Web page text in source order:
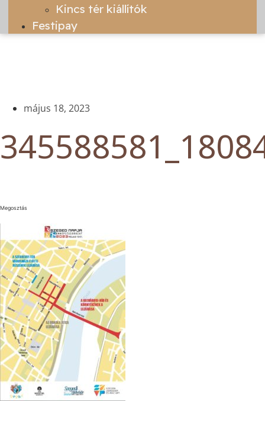
Kincs tér kiállítók
Festipay
május 18, 2023
Megosztás